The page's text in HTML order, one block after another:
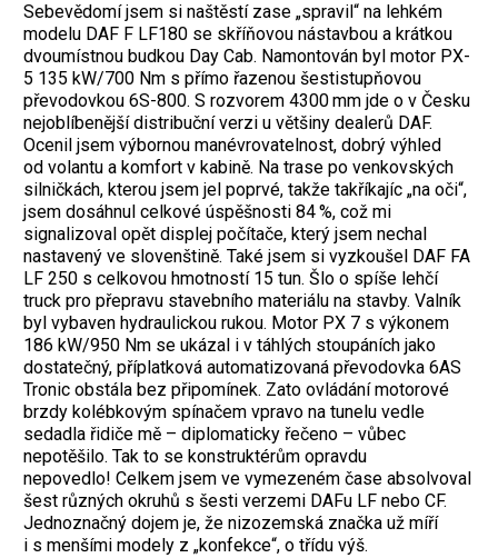
Sebevědomí jsem si naštěstí zase „spravil“ na lehkém
modelu DAF F LF180 se skříňovou nástavbou a krátkou
dvoumístnou budkou Day Cab. Namontován byl motor PX-
5 135 kW/700 Nm s přímo řazenou šestistupňovou
převodovkou 6S-800. S rozvorem 4300 mm jde o v Česku
nejoblíbenější distribuční verzi u většiny dealerů DAF.
Ocenil jsem výbornou manévrovatelnost, dobrý výhled
od volantu a komfort v kabině. Na trase po venkovských
silničkách, kterou jsem jel poprvé, takže takříkajíc „na oči“,
jsem dosáhnul celkové úspěšnosti 84 %, což mi
signalizoval opět displej počítače, který jsem nechal
nastavený ve slovenštině. Také jsem si vyzkoušel DAF FA
LF 250 s celkovou hmotností 15 tun. Šlo o spíše lehčí
truck pro přepravu stavebního materiálu na stavby. Valník
byl vybaven hydraulickou rukou. Motor PX 7 s výkonem
186 kW/950 Nm se ukázal i v táhlých stoupáních jako
dostatečný, příplatková automatizovaná převodovka 6AS
Tronic obstála bez připomínek. Zato ovládání motorové
brzdy kolébkovým spínačem vpravo na tunelu vedle
sedadla řidiče mě – diplomaticky řečeno – vůbec
nepotěšilo. Tak to se konstruktérům opravdu
nepovedlo! Celkem jsem ve vymezeném čase absolvoval
šest různých okruhů s šesti verzemi DAFu LF nebo CF.
Jednoznačný dojem je, že nizozemská značka už míří
i s menšími modely z „konfekce“, o třídu výš.